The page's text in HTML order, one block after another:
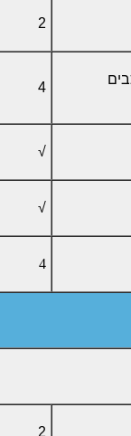
2
4
√
√
4
2